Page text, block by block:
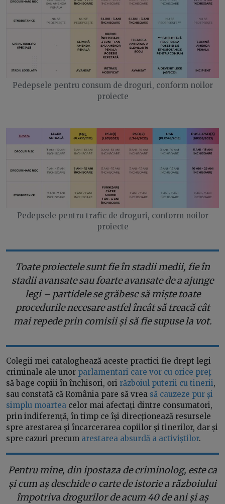
Pedepsele pentru consum de droguri, conform noilor
proiecte
Pedepsele pentru trafic de droguri, conform noilor
proiecte
Toate proiectele sunt fie în stadii medii, fie în
stadii avansate sau foarte avansate de a ajunge
legi – partidele se grăbesc să miște toate
procedurile necesare astfel încât să treacă cât
mai repede prin comisii și să fie supuse la vot.
Colegii mei cataloghează aceste practici fie drept legi
criminale ale unor parlamentari care vor cu orice preț
să bage copiii în închisori, ori războiul puterii cu tinerii,
sau constată că România pare să vrea să cauzeze pur și
simplu moartea celor mai afectați dintre consumatori,
prin indiferență, în timp ce își direcționează resursele
spre arestarea și încarcerarea copiilor și tinerilor, dar și
spre cazuri precum arestarea absurdă a activiștilor.
Pentru mine, din ipostaza de criminolog, este ca
și cum aș deschide o carte de istorie a războiului
împotriva drogurilor de acum 40 de ani și aș